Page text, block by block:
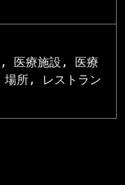
, 医療施設, 医療
所, レストラン